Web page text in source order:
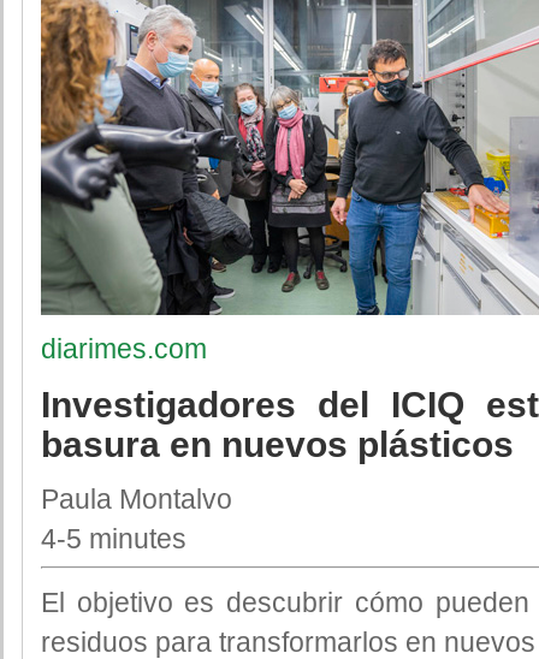
diarimes.com
Investigadores del ICIQ
basura en nuevos plásticos
Paula Montalvo
4-5 minutes
El objetivo es descubrir cómo
residuos para transformarlos en